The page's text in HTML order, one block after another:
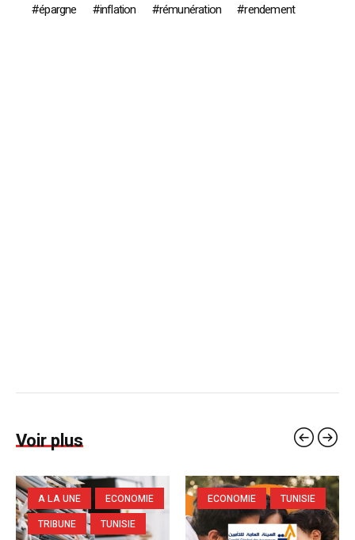
épargne
inflation rémunération rendement
Voir plus
A LA UNE
ECONOMIE
TRIBUNE
TUNISIE
ECONOMIE TUNISIE